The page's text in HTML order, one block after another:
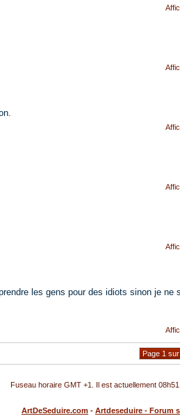
les gens pour des idiots sinon je ne
Page 1
Fuseau horaire GMT +1. Il est actuellement 08h51
ArtDeSeduire.com - Artdeseduire - Forum